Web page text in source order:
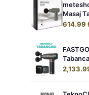
Masaj
614.99